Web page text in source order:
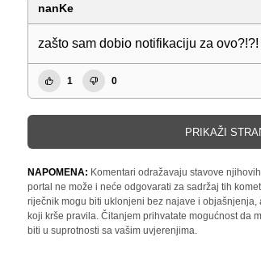
nanKe
zašto sam dobio notifikaciju za ovo?!?!
1 0
PRIKAŽI
NAPOMENA: Komentari odražavaju stavove
portal ne može i neće odgovarati za sadržaj tih
riječnik mogu biti uklonjeni bez najave i
koji krše pravila. Čitanjem prihvatate mogućnost da
biti u suprotnosti sa vašim uvjerenjima.